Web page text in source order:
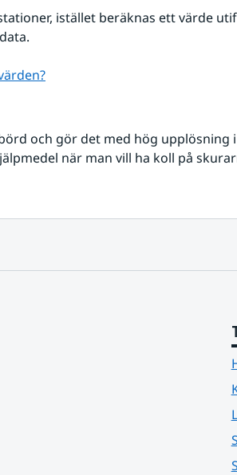
istället beräknas ett värde
och gör det med hög upplösning
när man vill ha koll på